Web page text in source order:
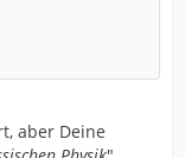
aber Deine